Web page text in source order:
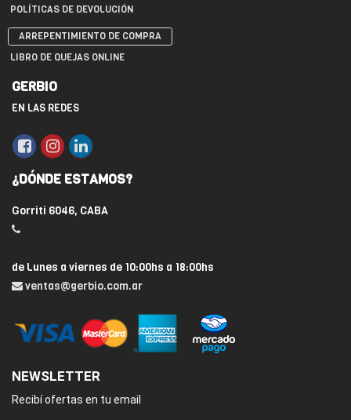
POLÍTICAS DE DEVOLUCIÓN
ARREPENTIMIENTO DE COMPRA
LIBRO DE QUEJAS ONLINE
GERBIO
EN LAS REDES
¿DÓNDE ESTAMOS?
Gorriti 6046, CABA
de Lunes a viernes de 10:00hs a 18:00hs
ventas@gerbio.com.ar
NEWSLETTER
Recibí ofertas en tu email